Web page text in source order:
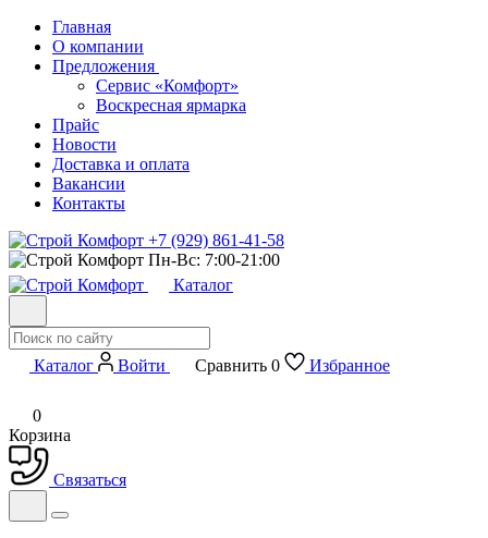
Главная
О компании
Предложения
Сервис «Комфорт»
Воскресная ярмарка
Прайс
Новости
Доставка и оплата
Вакансии
Контакты
+7 (929) 861-41-58
Пн-Вс: 7:00-21:00
Каталог
Каталог Войти Сравнить 0 Избранное
0
Корзина
Связаться